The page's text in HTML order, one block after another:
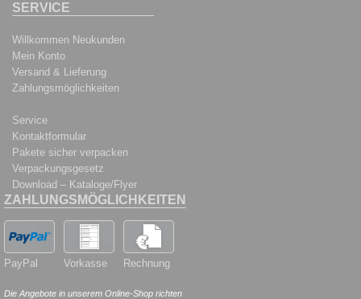
SERVICE
Willkommen Neukunden
Mein Konto
Versand & Lieferung
Zahlungsmöglichkeiten
Service
Kontaktformular
Pakete sicher verpacken
Verpackungsgesetz
Download – Kataloge/Flyer
ZAHLUNGSMÖGLICHKEITEN
PayPal Vorkasse Rechnung
Die Angebote in unserem Online-Shop richten